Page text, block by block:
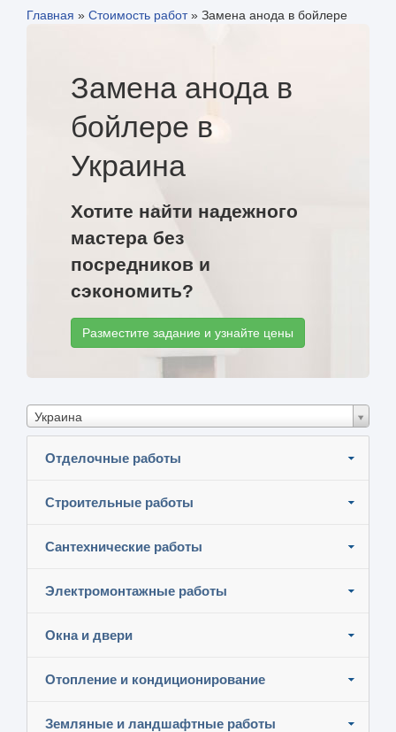
Главная » Стоимость работ» Замена анода в бойлере
Замена анода в
бойлере в
Украина
Хотите найти надежного
мастера без
посредников и
сэкономить?
Разместите задание и узнайте цены
Украина
Отделочные работы
Строительные работы
Сантехнические работы
Электромонтажные работы
Окна и двери
Отопление и кондиционирование
Земляные и ландшафтные работы